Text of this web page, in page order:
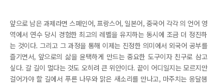
앞으로 남은 과제라면 스페인어, 프랑스어, 일본어, 중국어 각각 의 언어 영
역에서 연수 당시 경험한 최고의 레벨을 유지하는 동시에 조금 더 정진하
는 것이다. 그리고 그 과정을 통해 이제는 진정한 의미에서 외국어 공부를
즐기면서, 앞으로의 삶을 윤택하게 만드는 중요한 도구이자 친구로 삼고
싶다. 갈 길이 멀다는 것도 오히려 큰 위안이다. 끝이 어디일지는 모르지만
걸어가야 할 길에서 푸른 나무와 맑은 새소리를 만나고, 마주치는 옹달샘